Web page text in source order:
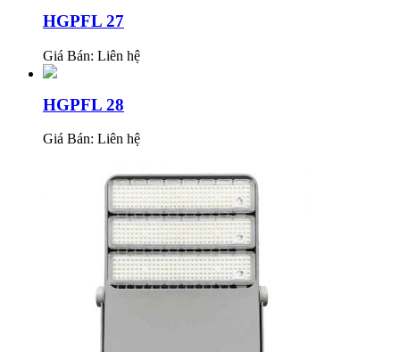
HGPFL 27
Giá Bán: Liên hệ
HGPFL 28
Giá Bán: Liên hệ